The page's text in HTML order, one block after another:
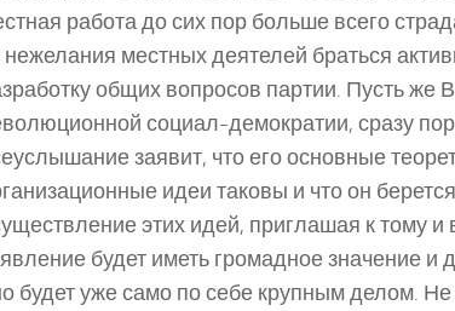
работа до сих пор больше всего
нежелания местных деятелей браться
общих вопросов партии. Пусть же
социал-демократии, сразу
заявит, что его основные
идеи таковы и что он
этих идей, приглашая к тому
будет иметь громадное значение и
будет уже само по себе крупным делом.